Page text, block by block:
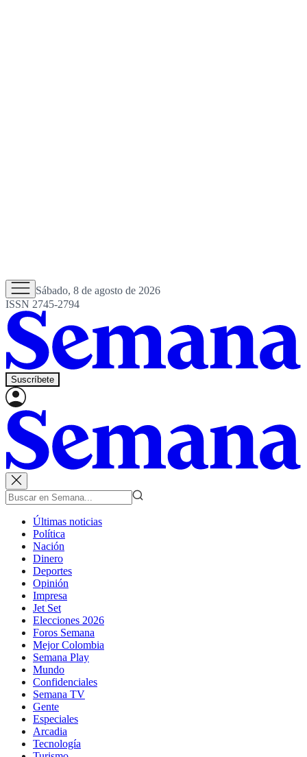
Sábado, 8 de agosto de 2026
ISSN 2745-2794
Suscríbete
Últimas noticias
Política
Nación
Dinero
Deportes
Opinión
Impresa
Jet Set
Elecciones 2026
Foros Semana
Mejor Colombia
Semana Play
Mundo
Confidenciales
Semana TV
Gente
Especiales
Arcadia
Tecnología